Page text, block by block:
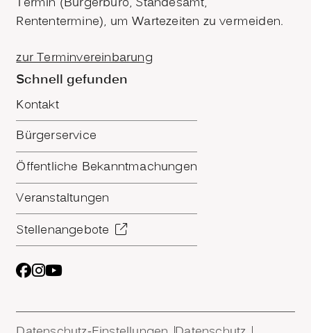
Rententermine), um Wartezeiten zu vermeiden.
zur Terminvereinbarung
Schnell gefunden
Kontakt
Bürgerservice
Öffentliche Bekanntmachungen
Veranstaltungen
Stellenangebote